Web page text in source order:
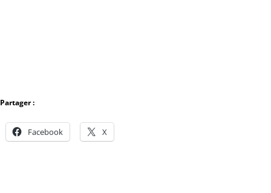
Partager :
Facebook X